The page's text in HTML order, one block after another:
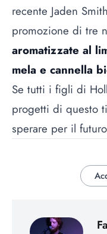
recente Jaden
promozione di tre
aromatizzate al
mela e cannella
Se tutti i figli di
progetti di questo
sperare per il